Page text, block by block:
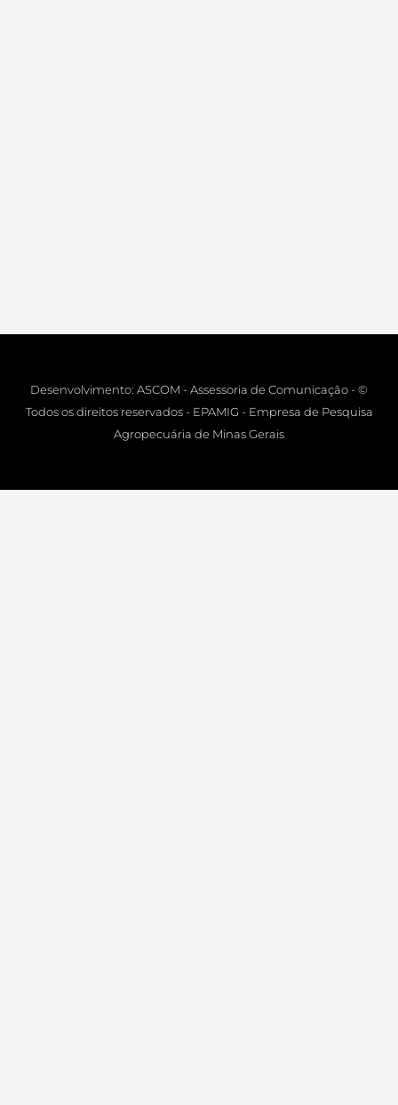
Desenvolvimento: ASCOM - Assessoria de Comunicação - ©
Todos os direitos reservados - EPAMIG - Empresa de Pesquisa
Agropecuária de Minas Gerais